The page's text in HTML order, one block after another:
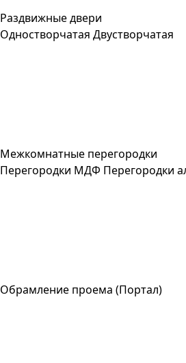
Раздвижные двери
Одностворчатая Двустворчатая
Межкомнатные перегородки
Перегородки МДФ Перегородки
Обрамление проема (Портал)